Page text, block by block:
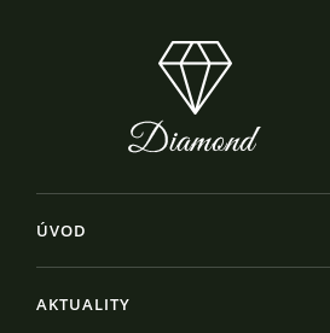
ÚVOD
AKTUALITY